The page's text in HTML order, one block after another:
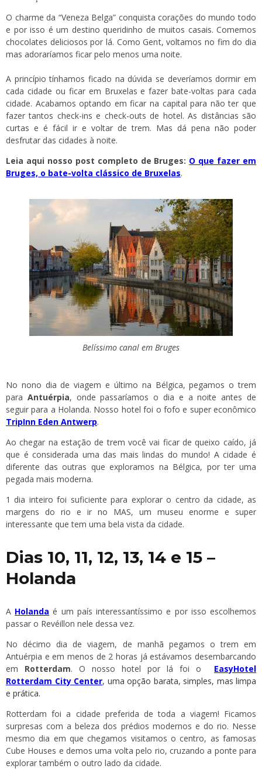
O charme da “Veneza Belga” conquista corações do mundo todo
e por isso é um destino queridinho de muitos casais. Comemos
chocolates deliciosos por lá. Como Gent, voltamos no fim do dia
mas adoraríamos ficar pelo menos uma noite.
A princípio tínhamos ficado na dúvida se deveríamos dormir em
cada cidade ou ficar em Bruxelas e fazer bate-voltas para cada
cidade. Acabamos optando em ficar na capital para não ter que
fazer tantos check-ins e check-outs de hotel. As distâncias são
curtas e é fácil ir e voltar de trem. Mas dá pena não poder
desfrutar das cidades à noite.
Leia aqui nosso post completo de Bruges: O que fazer em
Bruges, o bate-volta clássico de Bruxelas.
Belíssimo canal em Bruges
No nono dia de viagem e último na Bélgica, pegamos o trem
para Antuérpia, onde passaríamos o dia e a noite antes de
seguir para a Holanda. Nosso hotel foi o fofo e super econômico
TripInn Eden Antwerp.
Ao chegar na estação de trem você vai ficar de queixo caído, já
que é considerada uma das mais lindas do mundo! A cidade é
diferente das outras que exploramos na Bélgica, por ter uma
pegada mais moderna.
1 dia inteiro foi suficiente para explorar o centro da cidade, as
margens do rio e ir no MAS, um museu enorme e super
interessante que tem uma bela vista da cidade.
Dias 10, 11, 12, 13, 14 e 15 –
Holanda
A Holanda é um país interessantíssimo e por isso escolhemos
passar o Revéillon nele dessa vez.
No décimo dia de viagem, de manhã pegamos o trem em
Antuérpia e em menos de 2 horas já estávamos desembarcando
em Rotterdam. O nosso hotel por lá foi o EasyHotel
Rotterdam City Center, uma opção barata, simples, mas limpa
e prática.
Rotterdam foi a cidade preferida de toda a viagem! Ficamos
surpresas com a beleza dos prédios modernos e do rio. Nesse
mesmo dia em que chegamos visitamos o centro, as famosas
Cube Houses e demos uma volta pelo rio, cruzando a ponte para
explorar também o outro lado da cidade.